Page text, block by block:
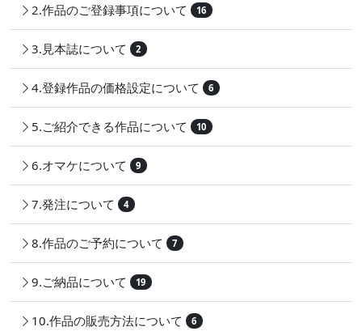
2.作品のご登録事項について 16
3.見本誌について 2
4.登録作品の価格設定について 6
5.ご紹介できる作品について 10
6.オマケについて 9
7.発注について 4
8.作品のご予約について 7
9.ご納品について 19
10.作品の販売方法について 6